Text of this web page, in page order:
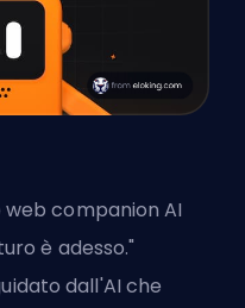
web companion AI
è adesso."
dall'AI che